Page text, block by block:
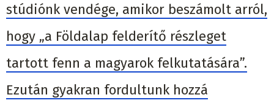
stúdiónk vendége, amikor beszámolt arról,
hogy „a Földalap felderítő részleget
tartott fenn a magyarok felkutatására”.
Ezután gyakran fordultunk hozzá